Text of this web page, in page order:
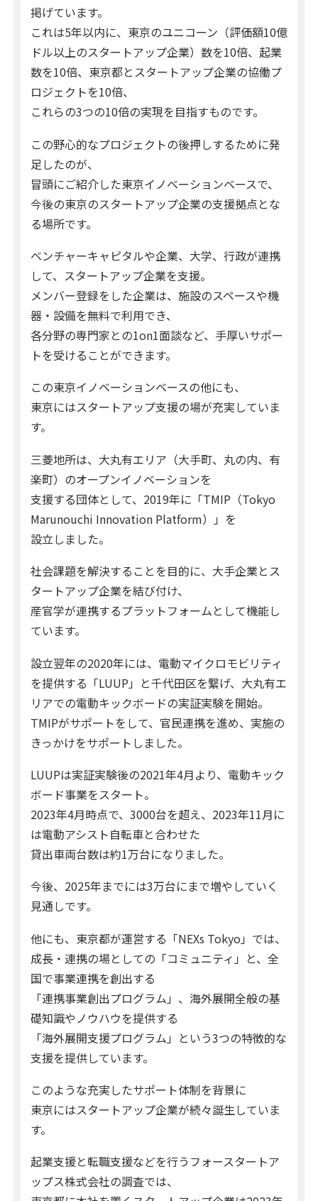
掲げています。
これは5年以内に、東京のユニコーン（評価額10億
ドル以上のスタートアップ企業）数を10倍、起業
数を10倍、東京都とスタートアップ企業の協働プ
ロジェクトを10倍、
これらの3つの10倍の実現を目指すものです。
この野心的なプロジェクトの後押しするために発
足したのが、
冒頭にご紹介した東京イノベーションベースで、
今後の東京のスタートアップ企業の支援拠点とな
る場所です。
ベンチャーキャピタルや企業、大学、行政が連携
して、スタートアップ企業を支援。
メンバー登録をした企業は、施設のスペースや機
器・設備を無料で利用でき、
各分野の専門家との1on1面談など、手厚いサポー
トを受けることができます。
この東京イノベーションベースの他にも、
東京にはスタートアップ支援の場が充実していま
す。
三菱地所は、大丸有エリア（大手町、丸の内、有
楽町）のオープンイノベーションを
支援する団体として、2019年に「TMIP（Tokyo
Marunouchi Innovation Platform）」を
設立しました。
社会課題を解決することを目的に、大手企業とス
タートアップ企業を結び付け、
産官学が連携するプラットフォームとして機能し
ています。
設立翌年の2020年には、電動マイクロモビリティ
を提供する「LUUP」と千代田区を繋げ、大丸有エ
リアでの電動キックボードの実証実験を開始。
TMIPがサポートをして、官民連携を進め、実施の
きっかけをサポートしました。
LUUPは実証実験後の2021年4月より、電動キック
ボード事業をスタート。
2023年4月時点で、3000台を超え、2023年11月に
は電動アシスト自転車と合わせた
貸出車両台数は約1万台になりました。
今後、2025年までには3万台にまで増やしていく
見通しです。
他にも、東京都が運営する「NEXs Tokyo」では、
成長・連携の場としての「コミュニティ」と、全
国で事業連携を創出する
「連携事業創出プログラム」、海外展開全般の基
礎知識やノウハウを提供する
「海外展開支援プログラム」という3つの特徴的な
支援を提供しています。
このような充実したサポート体制を背景に
東京にはスタートアップ企業が続々誕生していま
す。
起業支援と転職支援などを行うフォースタートア
ップス株式会社の調査では、